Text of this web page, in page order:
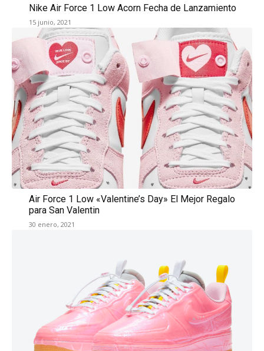
Nike Air Force 1 Low Acorn Fecha de Lanzamiento
15 junio, 2021
Air Force 1 Low «Valentine’s Day» El Mejor Regalo
para San Valentin
30 enero, 2021